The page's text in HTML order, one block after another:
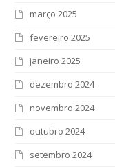
março 2025
fevereiro 2025
janeiro 2025
dezembro 2024
novembro 2024
outubro 2024
setembro 2024